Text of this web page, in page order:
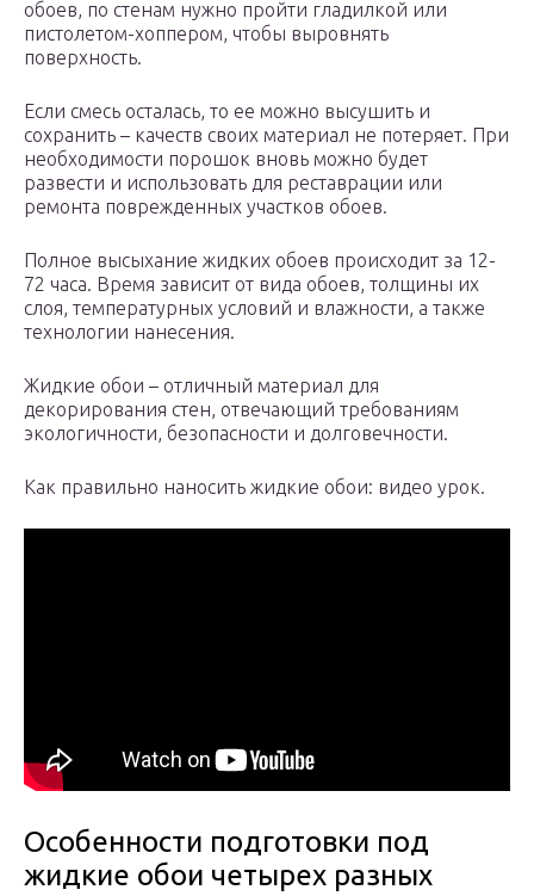
обоев, по стенам нужно пройти гладилкой или
пистолетом-хоппером, чтобы выровнять
поверхность.
Если смесь осталась, то ее можно высушить и
сохранить – качеств своих материал не потеряет. При
необходимости порошок вновь можно будет
развести и использовать для реставрации или
ремонта поврежденных участков обоев.
Полное высыхание жидких обоев происходит за 12-
72 часа. Время зависит от вида обоев, толщины их
слоя, температурных условий и влажности, а также
технологии нанесения.
Жидкие обои – отличный материал для
декорирования стен, отвечающий требованиям
экологичности, безопасности и долговечности.
Как правильно наносить жидкие обои: видео урок.
Особенности подготовки под
жидкие обои четырех разных